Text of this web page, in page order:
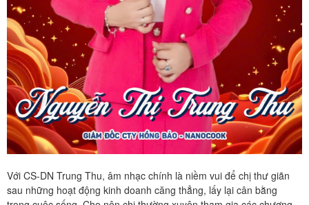
Với CS-DN Trung Thu, âm nhạc chính là niềm vui để chị thư giãn
sau những hoạt động kinh doanh căng thẳng, lấy lại cân bằng